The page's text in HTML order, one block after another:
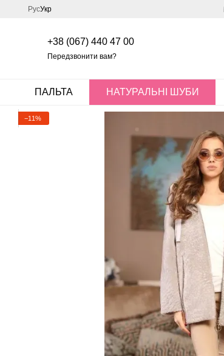
Перейти до основного контенту
РусУкр
+38 (067) 440 47 00
Передзвонити вам?
ПАЛЬТА НАТУРАЛЬНІ ШУБИ
−11%